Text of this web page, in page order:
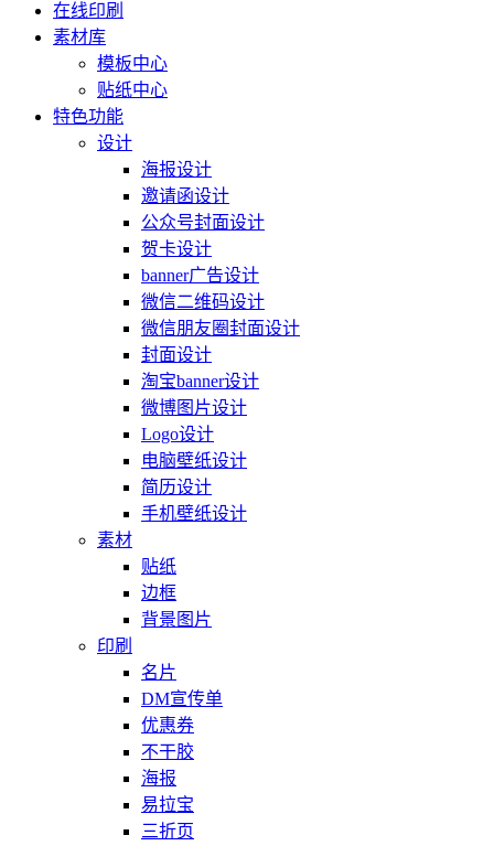
在线印刷
素材库
模板中心
贴纸中心
特色功能
设计
海报设计
邀请函设计
公众号封面设计
贺卡设计
banner广告设计
微信二维码设计
微信朋友圈封面设计
封面设计
淘宝banner设计
微博图片设计
Logo设计
电脑壁纸设计
简历设计
手机壁纸设计
素材
贴纸
边框
背景图片
印刷
名片
DM宣传单
优惠券
不干胶
海报
易拉宝
三折页